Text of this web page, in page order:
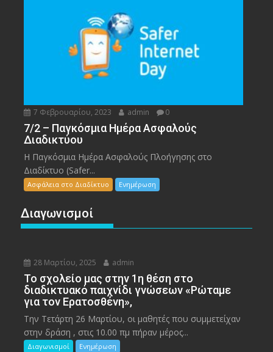
7 Φεβρουαρίου, 2023 admin 0
7/2 – Παγκόσμια Ημέρα Ασφαλούς
Διαδικτύου
Η Παγκόσμια Ημέρα Ασφαλούς Πλοήγησης στο
Διαδίκτυο (Safer...
Ασφάλεια στο Διαδίκτυο Ενημέρωση
Διαγωνισμοί
28 Μαρτίου, 2025 admin
To σχολείο μας στην 1η θέση στο
διαδικτυακό παιχνίδι γνώσεων «Ρώταμε
για τον Ερατοσθένη»,
Την Τετάρτη 26 Μαρτίου, οι μαθητές που συμμετείχαν
στην δράση , στις 10.00 πμ πήραν μέρος...
Διαγωνισμοί Ενημέρωση